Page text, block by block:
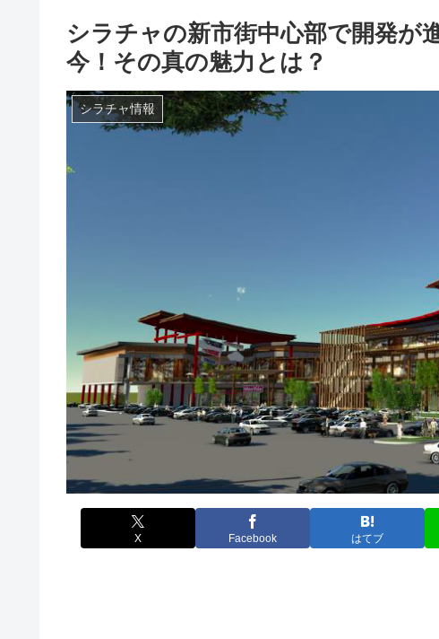
シラチャの新市街中心部で開発が
今！その真の魅力とは？
シラチャ情報
X Facebook はてブ